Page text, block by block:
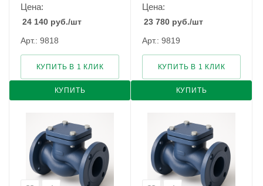
Цена:
24 140 руб./шт
Арт.: 9818
КУПИТЬ
КУПИТЬ В 1 КЛИК
Цена:
23 780 руб./шт
Арт.: 9819
КУПИТЬ
КУПИТЬ В 1 КЛИК